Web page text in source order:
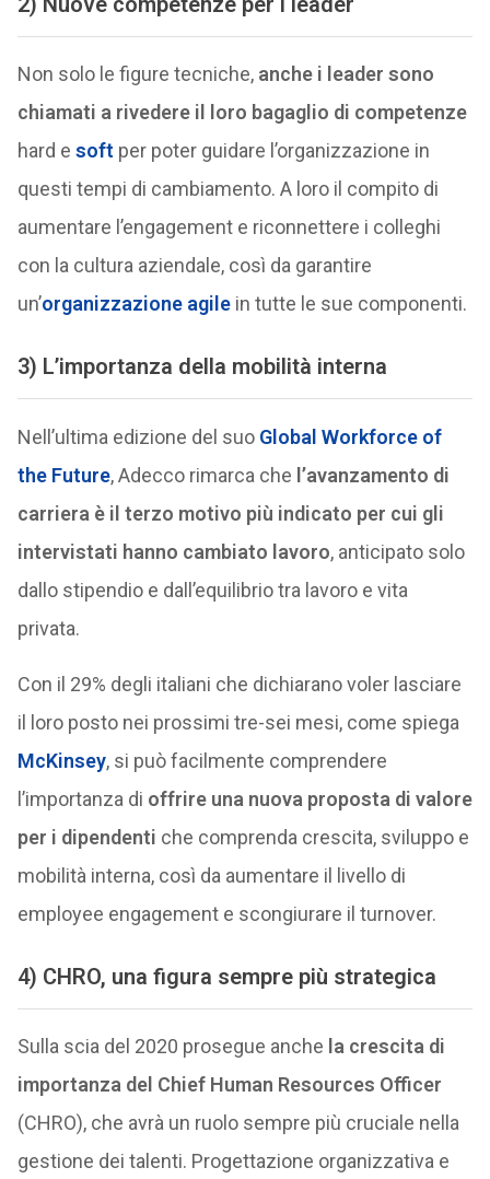
Non solo le figure tecniche, anche i leader sono
chiamati a rivedere il loro bagaglio di competenze
hard e soft per poter guidare l’organizzazione in
questi tempi di cambiamento. A loro il compito di
aumentare l’engagement e riconnettere i colleghi
con la cultura aziendale, così da garantire
un’organizzazione agilein tutte le sue componenti.
3) L’importanza della mobilità interna
Nell’ultima edizione del suo Global Workforce of
the Future, Adecco rimarca che l’avanzamento di
carriera è il terzo motivo più indicato per cui gli
intervistati hanno cambiato lavoro, anticipato solo
dallo stipendio e dall’equilibrio tra lavoro e vita
privata.
Con il 29% degli italiani che dichiarano voler lasciare
il loro posto nei prossimi tre-sei mesi, come spiega
McKinsey, si può facilmente comprendere
l’importanza di offrire una nuova proposta di valore
per i dipendenti che comprenda crescita, sviluppo e
mobilità interna, così da aumentare il livello di
employee engagement e scongiurare il turnover.
4) CHRO, una figura sempre più strategica
Sulla scia del 2020 prosegue anche la crescita di
importanza del Chief Human Resources Officer
(CHRO), che avrà un ruolo sempre più cruciale nella
gestione dei talenti. Progettazione organizzativa e